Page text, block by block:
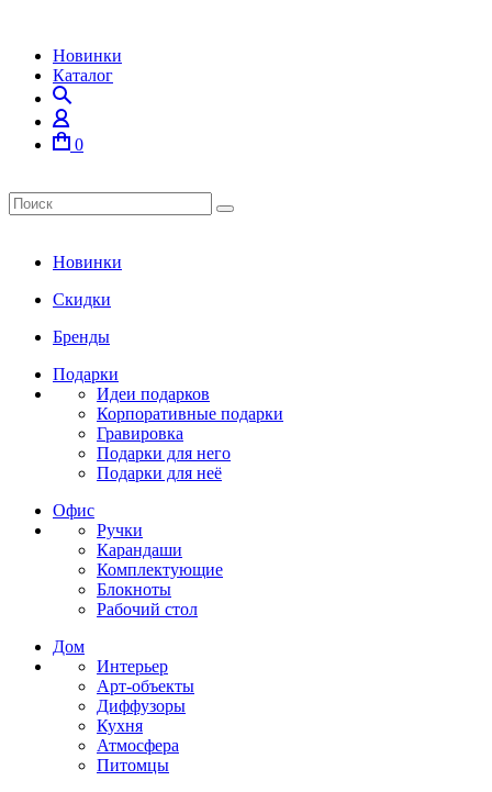
Новинки
Каталог
0
Новинки
Скидки
Бренды
Подарки
Идеи подарков
Корпоративные подарки
Гравировка
Подарки для него
Подарки для неё
Офис
Ручки
Карандаши
Комплектующие
Блокноты
Рабочий стол
Дом
Интерьер
Арт-объекты
Диффузоры
Кухня
Атмосфера
Питомцы